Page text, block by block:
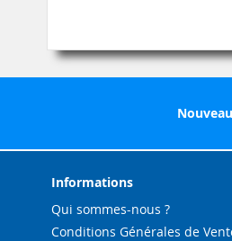
Informations
Qui sommes-nous ?
Conditions Générales de